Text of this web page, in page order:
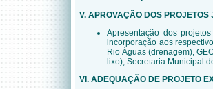
V. APROVAÇÃO DOS
Apresentação dos
incorporação aos
Rio Águas (drenagem),
lixo), Secretaria Municipal
VI. ADEQUAÇÃO DE PROJETO